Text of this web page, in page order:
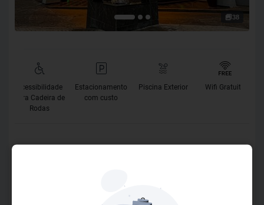
38
Acessibilidade
para Cadeira de
Rodas
Estacionamento
com custo
Piscina Exterior Wifi Gratuito
cidade, o Hotel Rafain Centro une tradição, elegância e